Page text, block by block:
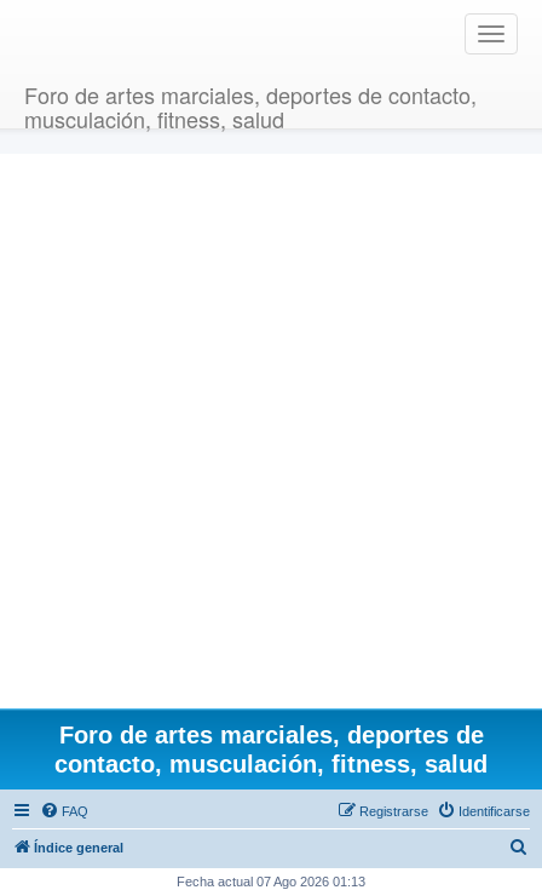
T
o
Foro de artes marciales, deportes de contacto,
musculación, fitness, salud
Foro de artes marciales, deportes de
contacto, musculación, fitness, salud
FAQ Identificarse
Registrarse
Índice general
Fecha actual 07 Ago 2026 01:13